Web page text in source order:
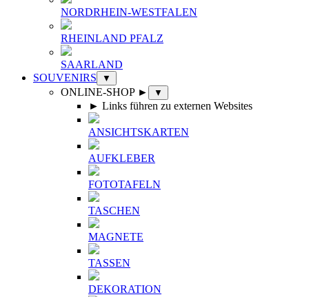
NORDRHEIN-WESTFALEN
RHEINLAND PFALZ
SAARLAND
SOUVENIRS
▼
ONLINE-SHOP ► ▼
► Links führen zu externen Websites
ANSICHTSKARTEN
AUFKLEBER
FOTOTAFELN
TASCHEN
MAGNETE
TASSEN
DEKORATION